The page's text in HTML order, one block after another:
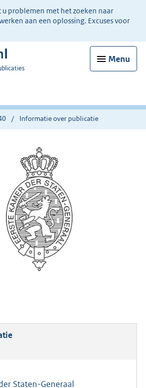
problemen met het zoeken naar
aan een oplossing. Excuses voor
Menu
Informatie over publicatie
Staten-Generaal